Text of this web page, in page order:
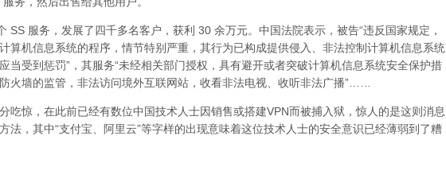
SS 服务，发展了四千多名客户，获利 30 余万元。中国法院表示，被告“违反国家规定，
算机信息系统的程序，情节特别严重，其行为已构成提供侵入、非法控制计算机信息系统
当受到惩罚”，其服务“未经相关部门授权，具有避开或者突破计算机信息系统安全保护措
火墙的监管，非法访问境外互联网站，收看非法电视、收听非法广播”……
吃惊，在此前已经有数位中国技术人士因销售或搭建VPN而被捕入狱，惊人的是这则消息
法，其中“支付宝、阿里云”等字样的出现意味着这位技术人士的安全意识已经薄弱到了糟